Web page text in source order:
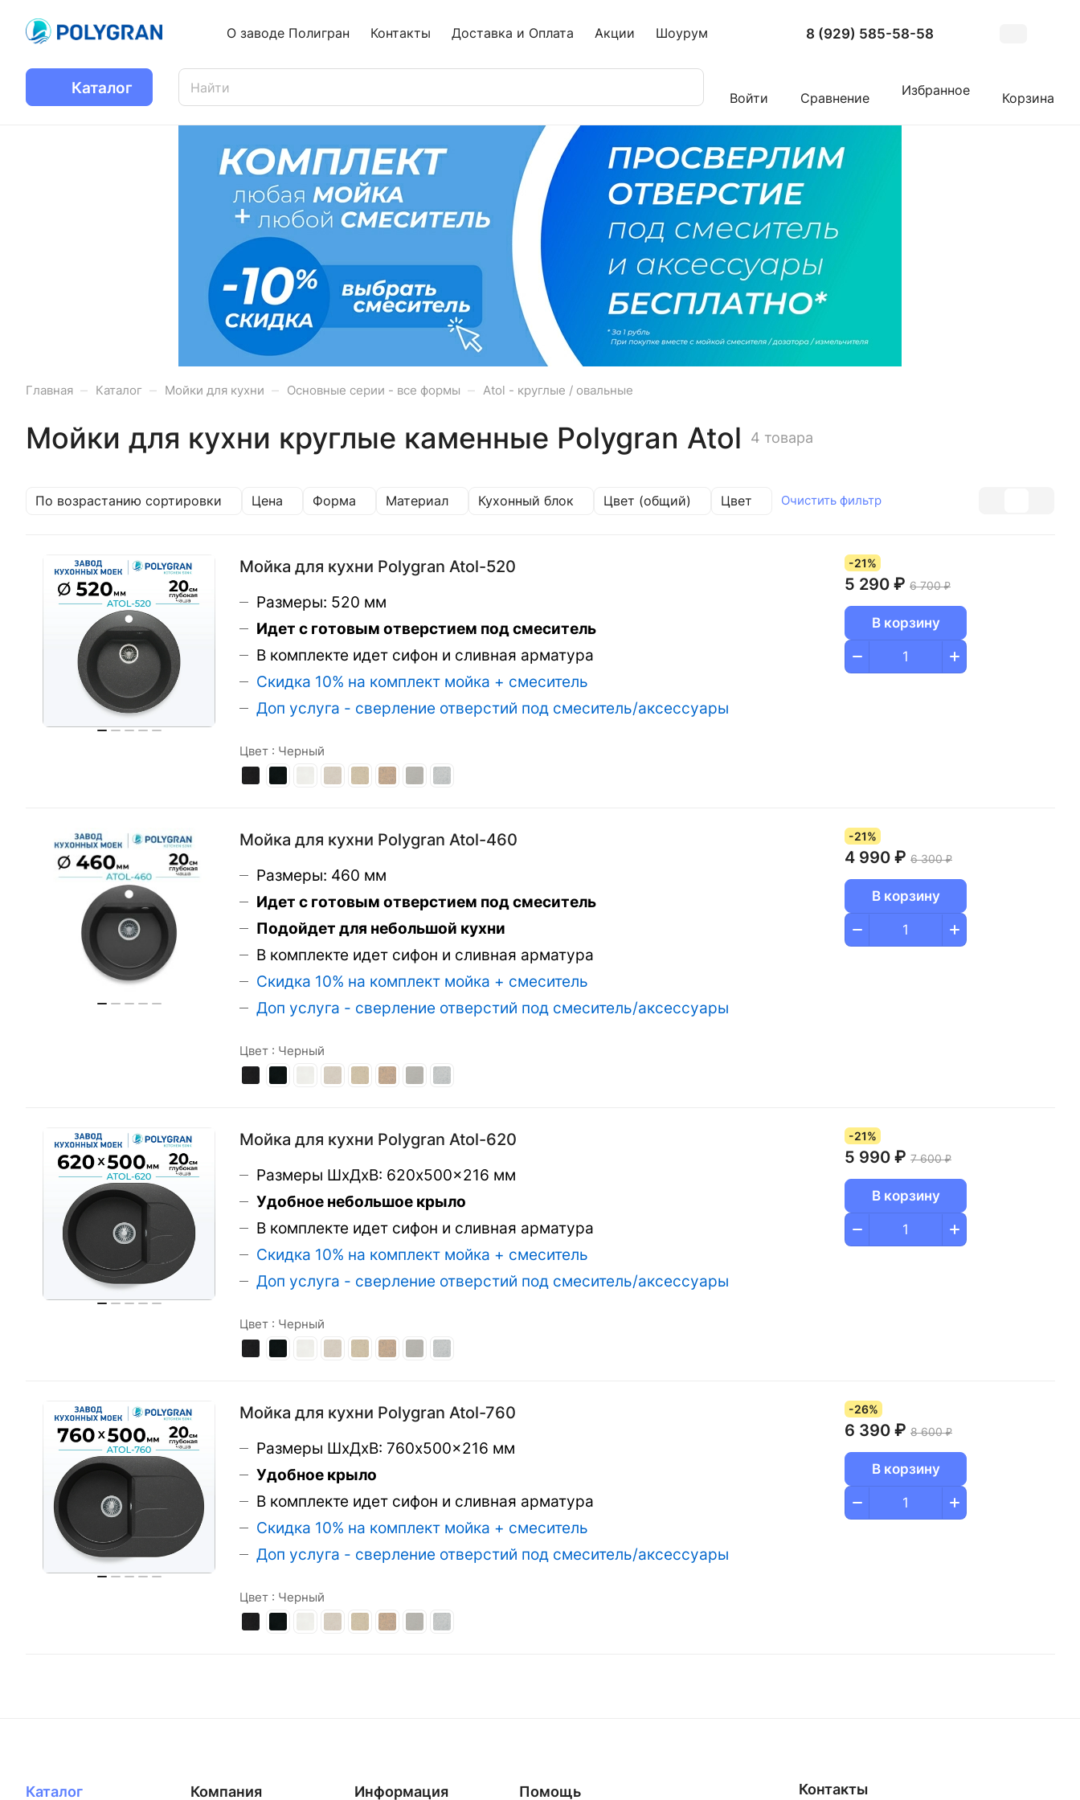
О заводе Полигран Контакты Доставка и Оплата Акции Шоурум 8 (929) 585-58-58
Каталог
Войти Сравнение
Избранное
Корзина
Главная – Каталог – Мойки для кухни – Основные серии - все формы – Atol - круглые / овальные
Мойки для кухни круглые каменные Polygran Atol 4 товара
По возрастанию сортировки Цена Форма Материал Кухонный блок Цвет (общий) Цвет Очистить фильтр
Мойка для кухни Polygran Atol-520
Размеры: 520 мм
Идет с готовым отверстием под смеситель
В комплекте идет сифон и сливная арматура
Скидка 10% на комплект мойка + смеситель
Доп услуга - сверление отверстий под смеситель/аксессуары
Цвет : Черный
-21%
5 290 ₽ 6 700 ₽
В корзину
Мойка для кухни Polygran Atol-460
Размеры: 460 мм
Идет с готовым отверстием под смеситель
Подойдет для небольшой кухни
В комплекте идет сифон и сливная арматура
Скидка 10% на комплект мойка + смеситель
Доп услуга - сверление отверстий под смеситель/аксессуары
Цвет : Черный
-21%
4 990 ₽ 6 300 ₽
В корзину
Мойка для кухни Polygran Atol-620
Размеры ШхДхВ: 620x500x216 мм
Удобное небольшое крыло
В комплекте идет сифон и сливная арматура
Скидка 10% на комплект мойка + смеситель
Доп услуга - сверление отверстий под смеситель/аксессуары
Цвет : Черный
-21%
5 990 ₽ 7 600 ₽
В корзину
Мойка для кухни Polygran Atol-760
Размеры ШхДхВ: 760x500x216 мм
Удобное крыло
В комплекте идет сифон и сливная арматура
Скидка 10% на комплект мойка + смеситель
Доп услуга - сверление отверстий под смеситель/аксессуары
Цвет : Черный
-26%
6 390 ₽ 8 600 ₽
В корзину
Каталог Компания Информация Помощь Контакты